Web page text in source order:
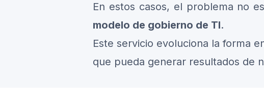
En estos casos, el problema no
modelo de gobierno de TI.
Este servicio evoluciona la forma
que pueda generar resultados de